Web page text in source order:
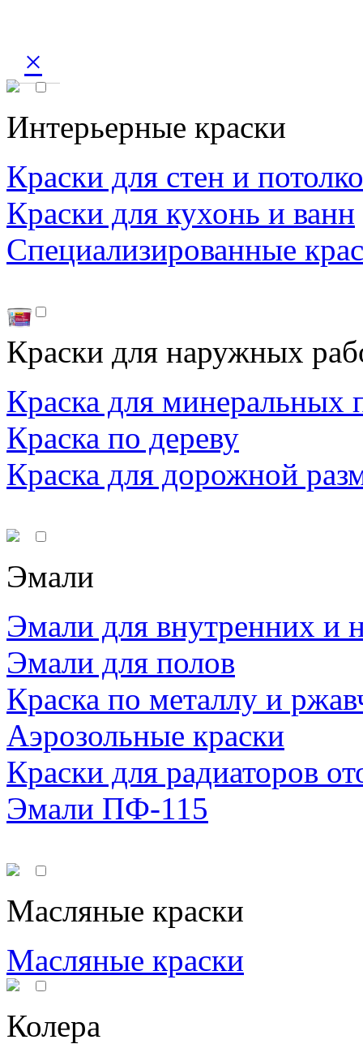
×
Интерьерные краски
Краски для стен и
Краски для кухонь и ванн
Специализированные
Краски для наружных
Краска для минеральных
Краска по дереву
Краска для дорожной
Эмали
Эмали для внутренних и
Эмали для полов
Краска по металлу и
Аэрозольные краски
Краски для радиаторов
Эмали ПФ-115
Масляные краски
Масляные краски
Колера